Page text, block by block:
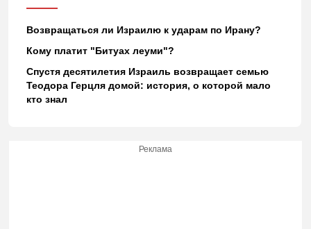
Возвращаться ли Израилю к ударам по Ирану?
Кому платит "Битуах леуми"?
Спустя десятилетия Израиль возвращает семью
Теодора Герцля домой: история, о которой мало
кто знал
Реклама